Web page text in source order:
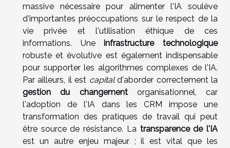
massive nécessaire pour alimenter l'IA soulève
d'importantes préoccupations sur le respect de la
vie privée et l'utilisation éthique de ces
informations. Une infrastructure technologique
robuste et évolutive est également indispensable
pour supporter les algorithmes complexes de l'IA.
Par ailleurs, il est capitald'aborder correctement la
gestion du changementorganisationnel, car
l'adoption de l'IA dans les CRM impose une
transformation des pratiques de travail qui peut
être source de résistance. La transparence de l'IA
est un autre enjeu majeur ; il est vital que les